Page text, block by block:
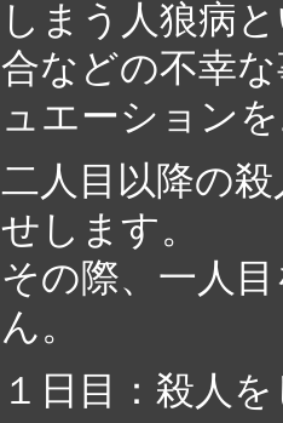
しまう人狼病
合などの不幸
ュエーション
二人目以降の
せします。
その際、一人
ん。
１日目：殺人